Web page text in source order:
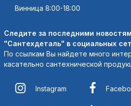
Винница 8:00-18:00
Следите за последними
"Сантехдеталь" в социальных
По ссылкам Вы найдете много
касательно сантехнической
Instagram